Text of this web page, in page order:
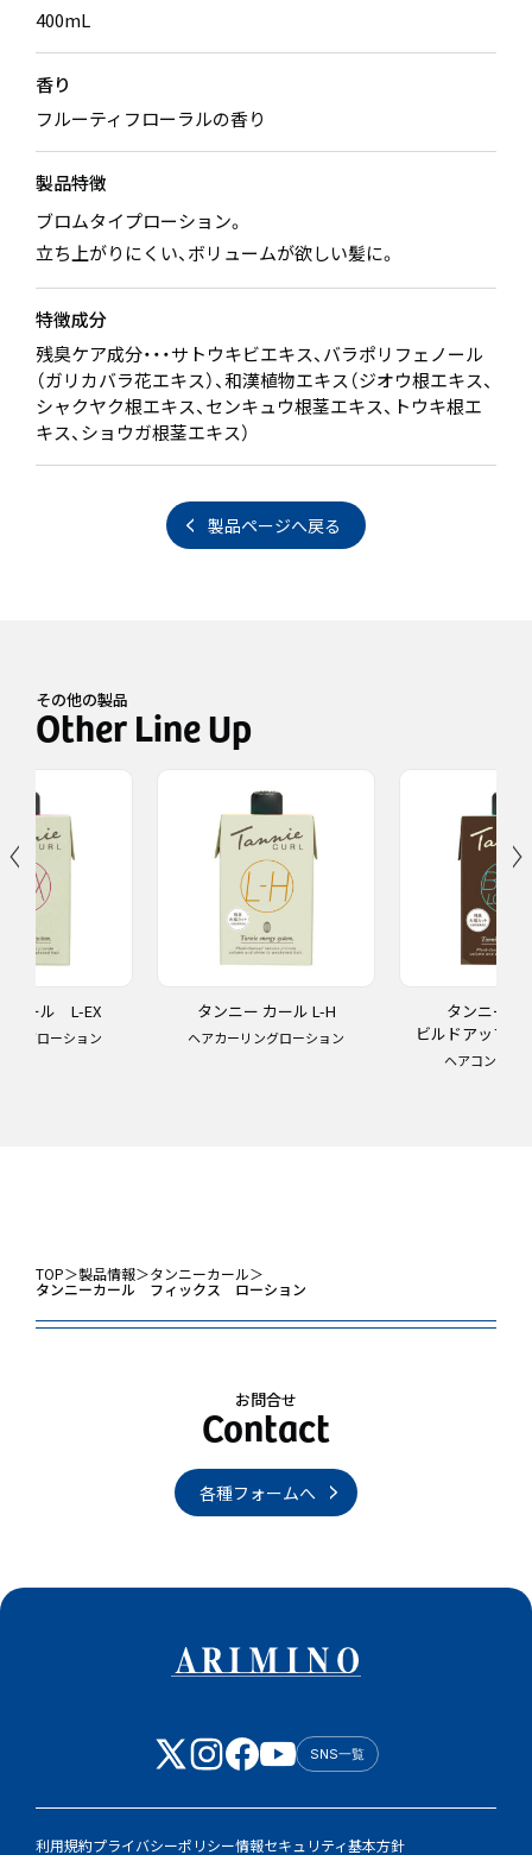
400mL
香り
フルーティフローラルの香り
製品特徴
ブロムタイプローション。
立ち上がりにくい、ボリュームが欲しい髪に。
特徴成分
残臭ケア成分・・・サトウキビエキス、バラポリフェノール
（ガリカバラ花エキス）、和漢植物エキス（ジオウ根エキス、
シャクヤク根エキス、センキュウ根茎エキス、トウキ根エ
キス、ショウガ根茎エキス）
製品ページへ戻る
その他の製品
カール L-EX
ングローション
タンニー カール L-H
ヘアカーリングローション
タンニー
ビルドアップ
ヘアコンディ
TOP＞製品情報＞タンニーカール＞
タンニーカール フィックス ローション
お問合せ
各種フォームへ
SNS一覧
利用規約プライバシーポリシー情報セキュリティ基本方針